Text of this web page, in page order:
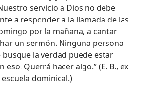
servicio a Dios no debe
a responder a la llamada de las
por la mañana, a cantar
un sermón. Ninguna persona
la verdad puede estar
eso. Querrá hacer algo.” (E. B., ex
dominical.)